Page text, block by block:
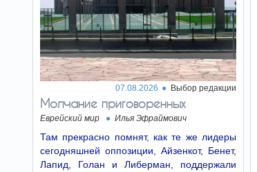
07.08.2026 Выбор редакции
Молчание приговоренных
Еврейский мир Илья Эфраймович
Там прекрасно помнят, как те же лидеры
сегодняшней оппозиции, Айзенкот, Бенет,
Лапид, Голан и Либерман, поддержали